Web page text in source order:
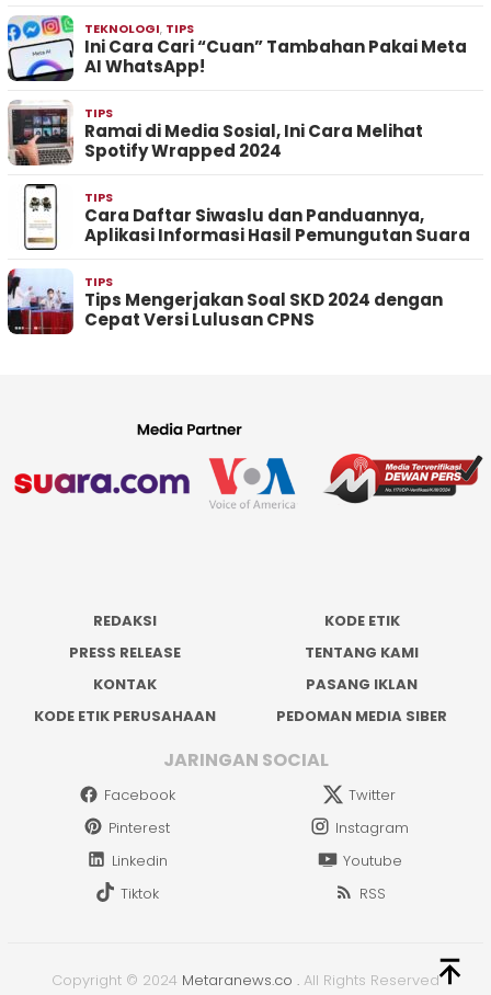
TEKNOLOGI, TIPS
Ini Cara Cari “Cuan” Tambahan Pakai Meta
AI WhatsApp!
TIPS
Ramai di Media Sosial, Ini Cara Melihat
Spotify Wrapped 2024
TIPS
Cara Daftar Siwaslu dan Panduannya,
Aplikasi Informasi Hasil Pemungutan Suara
TIPS
Tips Mengerjakan Soal SKD 2024 dengan
Cepat Versi Lulusan CPNS
REDAKSI
KODE ETIK
PRESS RELEASE
TENTANG KAMI
KONTAK
PASANG IKLAN
KODE ETIK PERUSAHAAN
PEDOMAN MEDIA SIBER
JARINGAN SOCIAL
Facebook
Twitter
Pinterest
Instagram
Linkedin
Youtube
Tiktok
RSS
Copyright © 2024 Metaranews.co . All Rights Reserved